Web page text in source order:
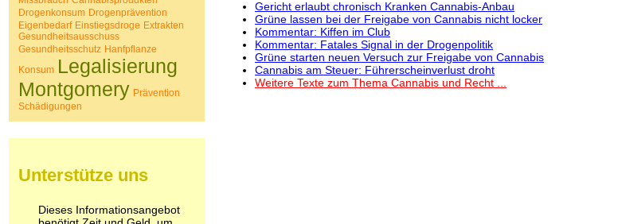
Gericht erlaubt chronisch Kranken Cannabis-Anbau
Grüne lassen bei der Freigabe von Cannabis nicht locker
Kommentar: Kiffen im Club
Kommentar: Fatales Signal in der Drogenpolitik
Grüne starten neuen Versuch zur Freigabe von Cannabis
Cannabis am Steuer: Führerscheinverlust droht
Weitere Texte zum Thema Cannabis und Recht ...
LSD
Marihuana
Medikamente
Meskalin
Metamphetamin
Methadon
Morphin
Muskatnuss
Poppers
Schlafmittel
Schmerzmittel
Drogenkonsum Drogenprävention
Eigenbedarf Einstiegsdroge Extrakten
Gesundheitsausschuss
Gesundheitsschutz Hanfpflanze
Konsum Legalisierung
Montgomery Prävention
Schädigungen
Unterstütze uns
Dieses Informationsangebot